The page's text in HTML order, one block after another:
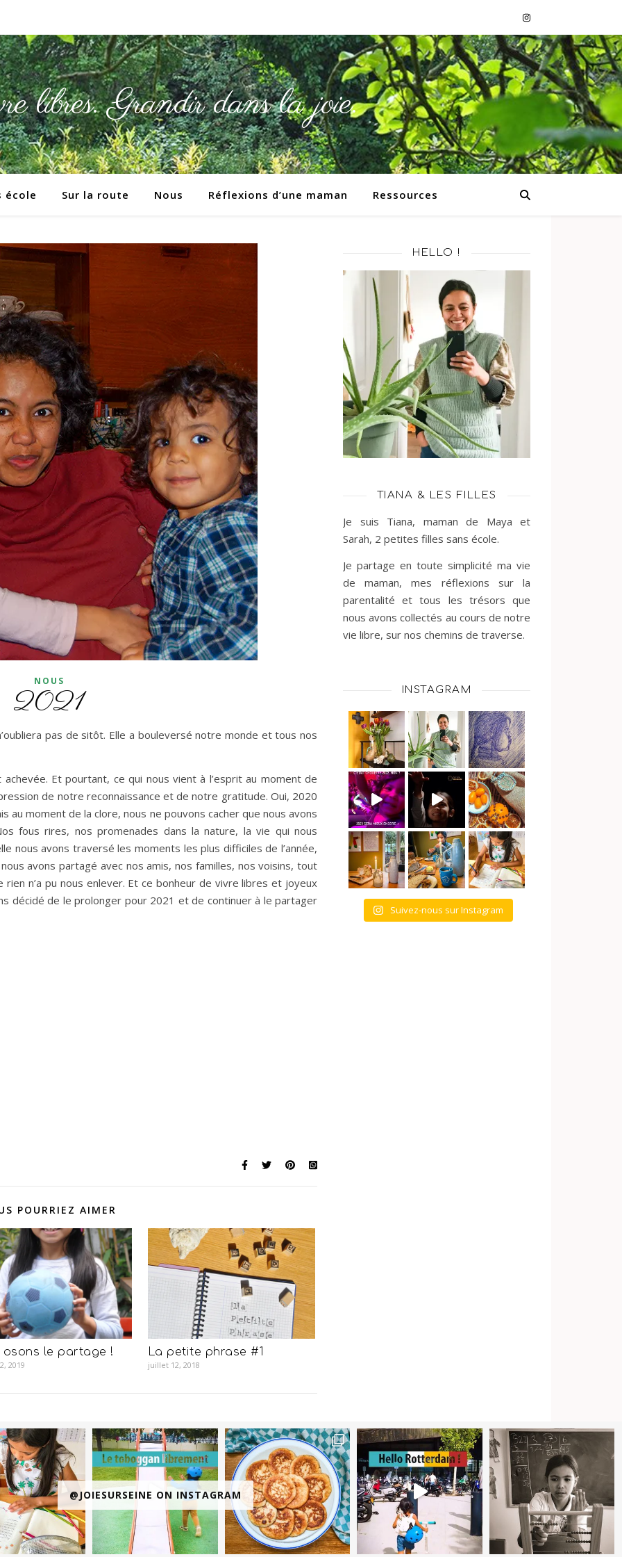
libres. Grandir dans la joie.
école Sur la route Nous Réflexions d’une maman Ressources
NOUS
2021
pas de sitôt. Elle a bouleversé notre monde et tous nos
Et pourtant, ce qui nous vient à l’esprit au moment de
de notre reconnaissance et de notre gratitude. Oui, 2020
au moment de la clore, nous ne pouvons cacher que nous avons
fous rires, nos promenades dans la nature, la vie qui nous
nous avons traversé les moments les plus difficiles de l’année,
avons partagé avec nos amis, nos familles, nos voisins, tout
n’a pu nous enlever. Et ce bonheur de vivre libres et joyeux
décidé de le prolonger pour 2021 et de continuer à le partager
POURRIEZ AIMER
osons le partage !
2019
La petite phrase #1
juillet 12, 2018
HELLO !
TIANA & LES FILLES
Je suis Tiana, maman de Maya et
Sarah, 2 petites filles sans école.
Je partage en toute simplicité ma vie
de maman, mes réflexions sur la
parentalité et tous les trésors que
nous avons collectés au cours de notre
vie libre, sur nos chemins de traverse.
INSTAGRAM
Suivez-nous sur Instagram
@JOIESURSEINE ON INSTAGRAM